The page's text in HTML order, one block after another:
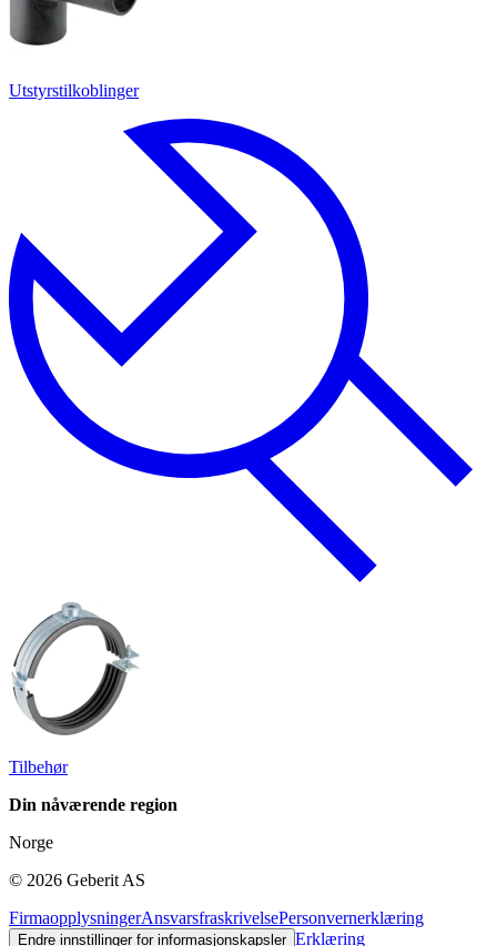
Utstyrstilkoblinger
Tilbehør
Din nåværende region
Norge
© 2026 Geberit AS
FirmaopplysningerAnsvarsfraskrivelsePersonvernerklæring
Endre innstillinger for informasjonskapsler Erklæring